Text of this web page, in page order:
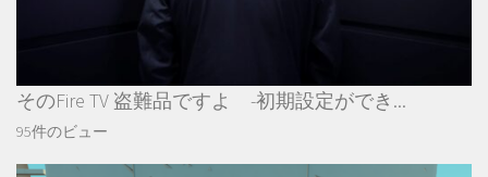
そのFire TV 盗難品ですよ -初期設定ができ...
95件のビュー